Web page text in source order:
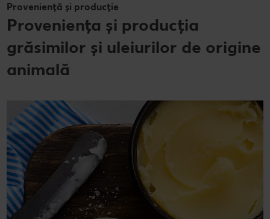
Proveniență și producție
Proveniența și producția
grăsimilor și uleiurilor de origine
animală